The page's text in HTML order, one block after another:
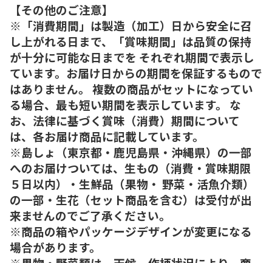
【その他のご注意】
※「消費期間」は製造（加工）日から安全に召
し上がれる日まで、「賞味期間」は品質の保持
が十分に可能な日までを それぞれ期間で表示し
ています。お届け日からの期間を保証するもので
はありません。 複数の商品がセットになってい
る場合、最も短い期間を表示しています。 な
お、法律に基づく賞味（消費）期間について
は、各お届け商品に記載しています。
※島しょ（東京都・鹿児島県・沖縄県）の一部
へのお届けついては、生もの（消費・賞味期限
５日以内）・生鮮品（果物・ 野菜・活魚介類）
の一部・生花（セット商品を含む）は受付が出
来ませんのでご了承ください。
※商品の箱やパッケージデザインが変更になる
場合があります。